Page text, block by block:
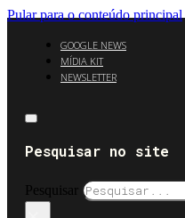
Pular para o conteúdo principal
GOOGLE NEWS
MÍDIA KIT
NEWSLETTER
Pesquisar no site
Pesquisar